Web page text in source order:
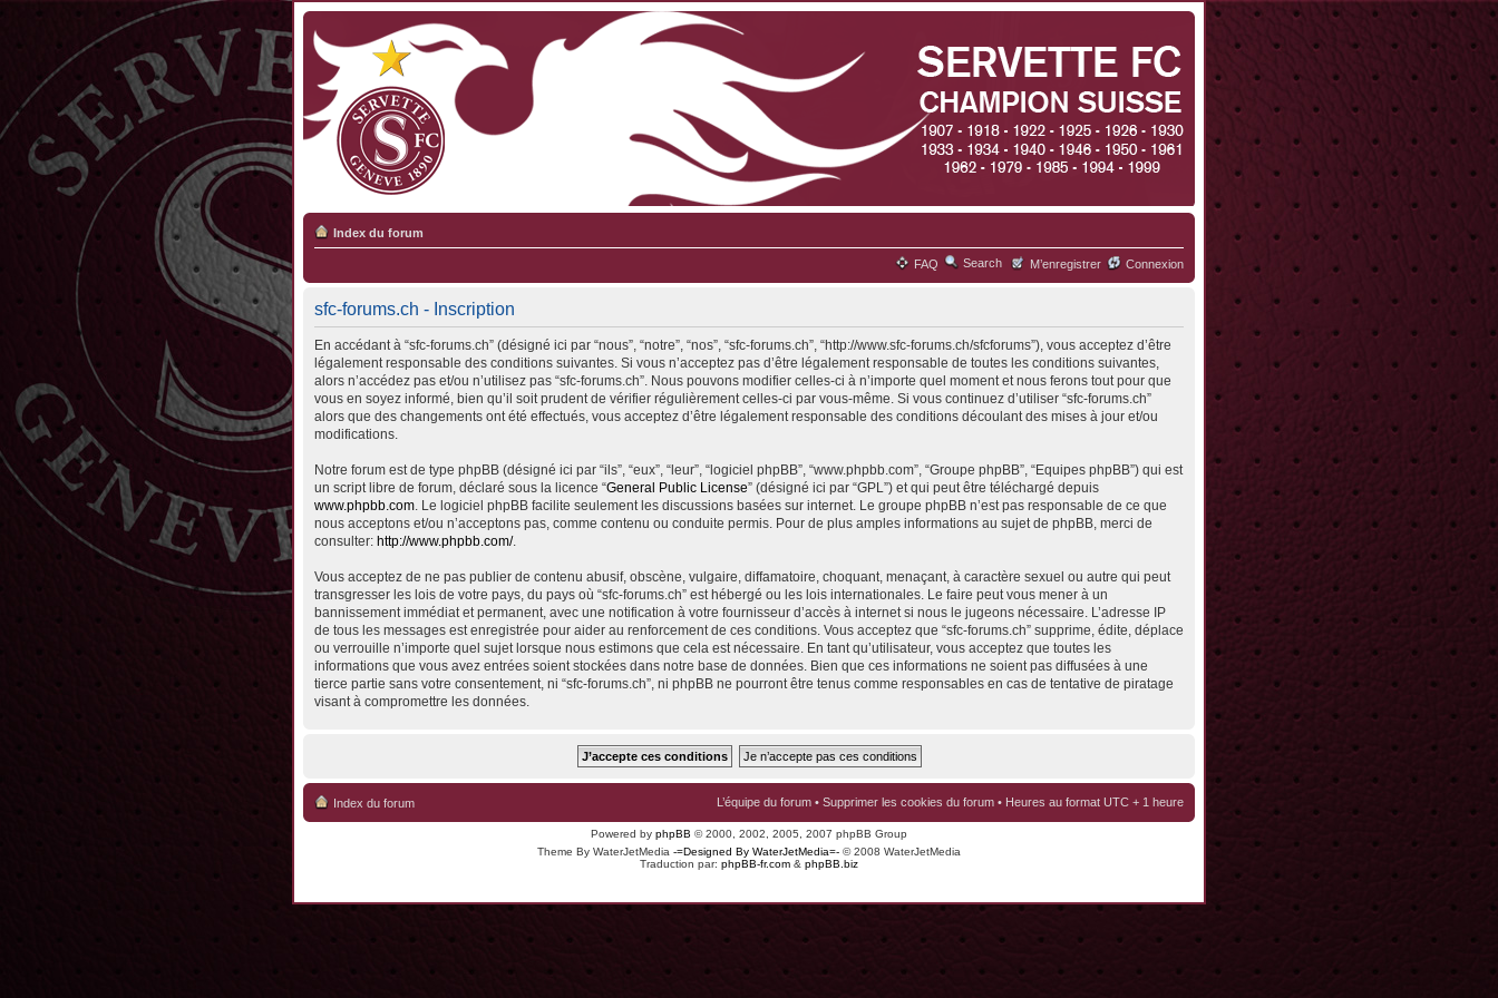
Index du forum
FAQ Search M’enregistrer Connexion
sfc-forums.ch - Inscription
En accédant à “sfc-forums.ch” (désigné ici par “nous”, “notre”, “nos”, “sfc-forums.ch”, “http://www.sfc-forums.ch/sfcforums”), vous acceptez d’être
légalement responsable des conditions suivantes. Si vous n’acceptez pas d’être légalement responsable de toutes les conditions suivantes,
alors n’accédez pas et/ou n’utilisez pas “sfc-forums.ch”. Nous pouvons modifier celles-ci à n’importe quel moment et nous ferons tout pour que
vous en soyez informé, bien qu’il soit prudent de vérifier régulièrement celles-ci par vous-même. Si vous continuez d’utiliser “sfc-forums.ch”
alors que des changements ont été effectués, vous acceptez d’être légalement responsable des conditions découlant des mises à jour et/ou
modifications.
Notre forum est de type phpBB (désigné ici par “ils”, “eux”, “leur”, “logiciel phpBB”, “www.phpbb.com”, “Groupe phpBB”, “Equipes phpBB”) qui est
un script libre de forum, déclaré sous la licence “General Public License” (désigné ici par “GPL”) et qui peut être téléchargé depuis
www.phpbb.com. Le logiciel phpBB facilite seulement les discussions basées sur internet. Le groupe phpBB n’est pas responsable de ce que
nous acceptons et/ou n’acceptons pas, comme contenu ou conduite permis. Pour de plus amples informations au sujet de phpBB, merci de
consulter: http://www.phpbb.com/.
Vous acceptez de ne pas publier de contenu abusif, obscène, vulgaire, diffamatoire, choquant, menaçant, à caractère sexuel ou autre qui peut
transgresser les lois de votre pays, du pays où “sfc-forums.ch” est hébergé ou les lois internationales. Le faire peut vous mener à un
bannissement immédiat et permanent, avec une notification à votre fournisseur d’accès à internet si nous le jugeons nécessaire. L’adresse IP
de tous les messages est enregistrée pour aider au renforcement de ces conditions. Vous acceptez que “sfc-forums.ch” supprime, édite, déplace
ou verrouille n’importe quel sujet lorsque nous estimons que cela est nécessaire. En tant qu’utilisateur, vous acceptez que toutes les
informations que vous avez entrées soient stockées dans notre base de données. Bien que ces informations ne soient pas diffusées à une
tierce partie sans votre consentement, ni “sfc-forums.ch”, ni phpBB ne pourront être tenus comme responsables en cas de tentative de piratage
visant à compromettre les données.
Index du forum L’équipe du forum • Supprimer les cookies du forum • Heures au format UTC + 1 heure
Powered by phpBB © 2000, 2002, 2005, 2007 phpBB Group
Theme By WaterJetMedia -=Designed By WaterJetMedia=- © 2008 WaterJetMedia
Traduction par: phpBB-fr.com & phpBB.biz